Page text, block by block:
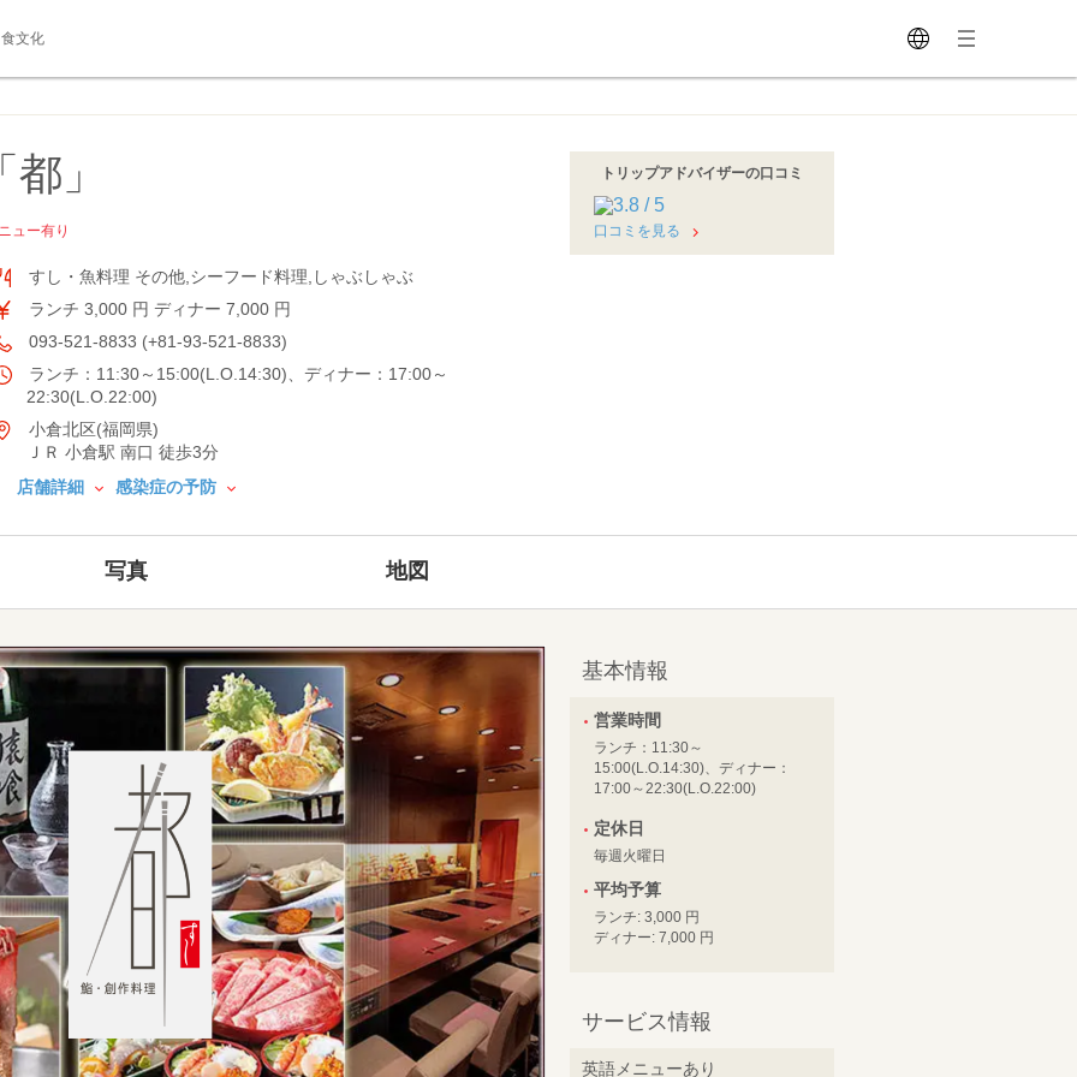
食文化
」
ュー有り
すし・魚料理 その他,シーフード料理,しゃぶしゃぶ
ランチ 3,000 円 ディナー 7,000 円
093-521-8833 (+81-93-521-8833)
ランチ：11:30～15:00(L.O.14:30)、ディナー：17:00～
22:30(L.O.22:00)
小倉北区(福岡県)
ＪＲ 小倉駅 南口 徒歩3分
店舗詳細
感染症の予防
トリップアドバイザーの口コミ
口コミを見る
写真 地図
基本情報
営業時間
ランチ：11:30～
15:00(L.O.14:30)、ディナー：
17:00～22:30(L.O.22:00)
定休日
毎週火曜日
平均予算
ランチ: 3,000 円
ディナー: 7,000 円
サービス情報
英語メニューあり